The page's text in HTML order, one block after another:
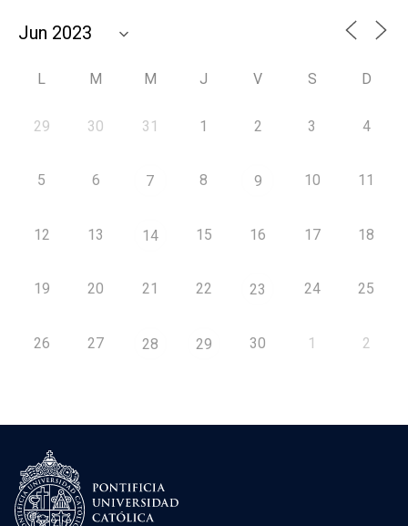
L M M J V S D
29 30 31 1 2 3 4
5 6 7 8 9 10 11
12 13 14 15 16 17 18
19 20 21 22 23 24 25
26 27 28 29 30 1 2